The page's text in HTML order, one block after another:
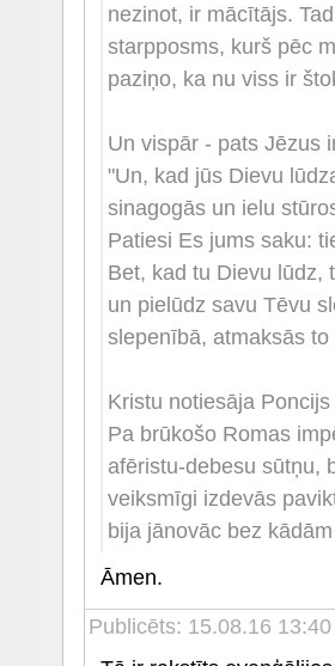
nezinot, ir mācītājs.
starpposms, kurš pēc
paziņo, ka nu viss ir
Un vispār - pats Jēzus
"Un, kad jūs Dievu
sinagogās un ielu
Patiesi Es jums saku:
Bet, kad tu Dievu lūdz,
un pielūdz savu Tēvu
slepenībā, atmaksās
Kristu notiesāja
Pa brūkošo Romas
afēristu-debesu sūtņu,
veiksmīgi izdevās
bija jānovāc bez
Āmen.
Publicēts: 15.08.16 13:40